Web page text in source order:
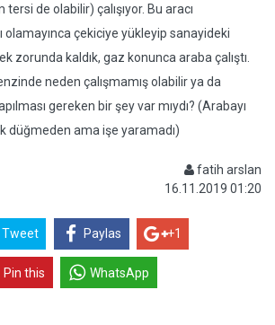
de olabilir) çalışıyor. Bu aracı
olamayınca çekiciye yükleyip sanayideki
zorunda kaldık, gaz konunca araba çalıştı.
neden çalışmamış olabilir ya da
gereken bir şey var mıydı? (Arabayı
düğmeden ama işe yaramadı)
fatih arslan
16.11.2019 01:20
Tweet Paylas +1
Pin this WhatsApp